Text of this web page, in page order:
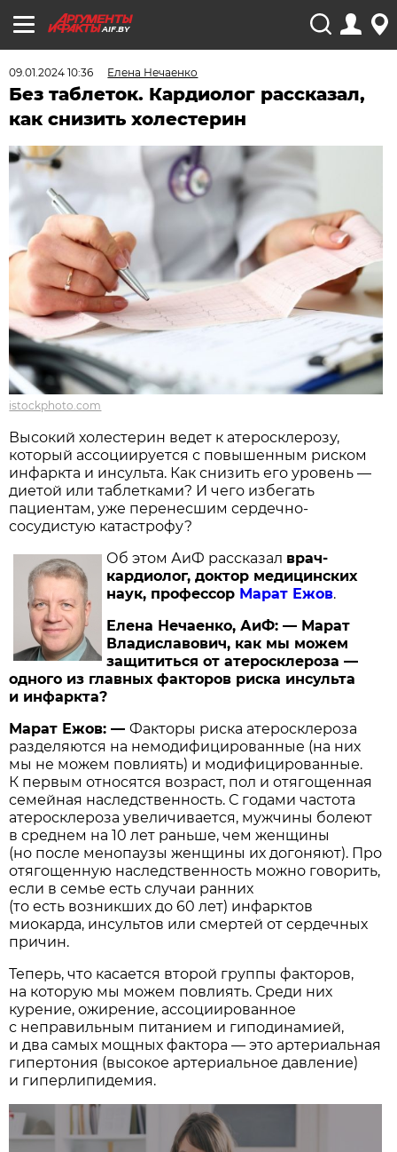
AIF.BY
09.01.2024 10:36 Елена Нечаенко
Без таблеток. Кардиолог рассказал,
как снизить холестерин
istockphoto.com
Высокий холестерин ведет к атеросклерозу,
который ассоциируется с повышенным риском
инфаркта и инсульта. Как снизить его уровень —
диетой или таблетками? И чего избегать
пациентам, уже перенесшим сердечно-
сосудистую катастрофу?
Об этом АиФ рассказал врач-
кардиолог, доктор медицинских
наук, профессор Марат Ежов.
Елена Нечаенко, АиФ: — Марат
Владиславович, как мы можем
защититься от атеросклероза —
одного из главных факторов риска инсульта
и инфаркта?
Марат Ежов: —Факторы риска атеросклероза
разделяются на немодифицированные (на них
мы не можем повлиять) и модифицированные.
К первым относятся возраст, пол и отягощенная
семейная наследственность. С годами частота
атеросклероза увеличивается, мужчины болеют
в среднем на 10 лет раньше, чем женщины
(но после менопаузы женщины их догоняют). Про
отягощенную наследственность можно говорить,
если в семье есть случаи ранних
(то есть возникших до 60 лет) инфарктов
миокарда, инсультов или смертей от сердечных
причин.
Теперь, что касается второй группы факторов,
на которую мы можем повлиять. Среди них
курение, ожирение, ассоциированное
с неправильным питанием и гиподинамией,
и два самых мощных фактора — это артериальная
гипертония (высокое артериальное давление)
и гиперлипидемия.